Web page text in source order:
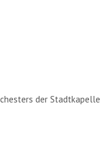
der Stadtkapelle